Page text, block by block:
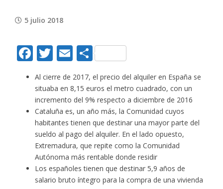
5 julio 2018
Facebook
Twitter
EmailCompartir
Al cierre de 2017, el precio del alquiler en España se
situaba en 8,15 euros el metro cuadrado, con un
incremento del 9% respecto a diciembre de 2016
Cataluña es, un año más, la Comunidad cuyos
habitantes tienen que destinar una mayor parte del
sueldo al pago del alquiler. En el lado opuesto,
Extremadura, que repite como la Comunidad
Autónoma más rentable donde residir
Los españoles tienen que destinar 5,9 años de
salario bruto íntegro para la compra de una vivienda